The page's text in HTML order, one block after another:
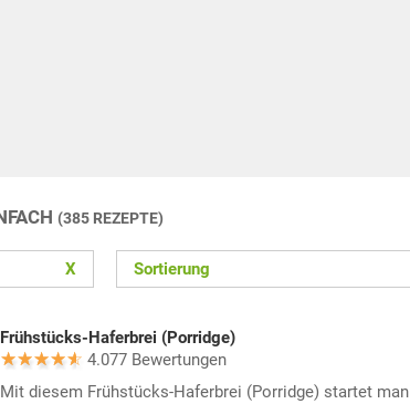
(385 REZEPTE)
X Sortierung
Frühstücks-Haferbrei (Porridge)
4.077 Bewertungen
Mit diesem Frühstücks-Haferbrei (Porridge) startet man